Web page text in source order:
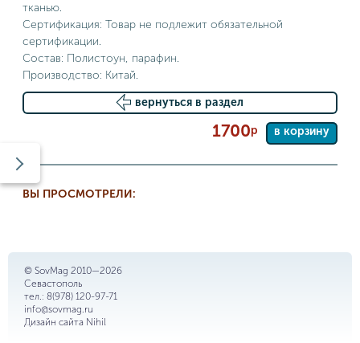
тканью.
Сертификация: Товар не подлежит обязательной
сертификации.
Состав: Полистоун, парафин.
Производство: Китай.
вернуться в раздел
1700р в корзину
ВЫ ПРОСМОТРЕЛИ:
© SovMag 2010—2026
Севастополь
тел.: 8(978) 120-97-71
info@sovmag.ru
Дизайн сайта Nihil